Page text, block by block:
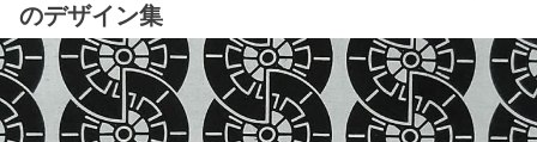
のデザイン集